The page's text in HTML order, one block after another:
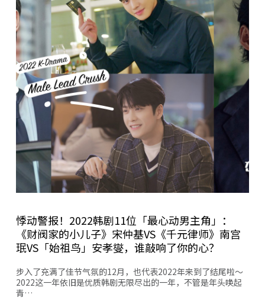
悸动警报！2022韩剧11位「最心动男主角」：
《财阀家的小儿子》宋仲基VS《千元律师》南宫
珉VS「始祖鸟」安孝燮，谁敲响了你的心？
步入了充满了佳节气氛的12月，也代表2022年来到了结尾啦～
2022这一年依旧是优质韩剧无限尽出的一年，不管是年头唤起
青…